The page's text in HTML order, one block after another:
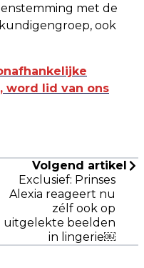
met de
ook
word lid van ons
Volgend artikel
Exclusief: Prinses
Alexia reageert nu
zélf ook op
uitgelekte beelden
in lingerie￼